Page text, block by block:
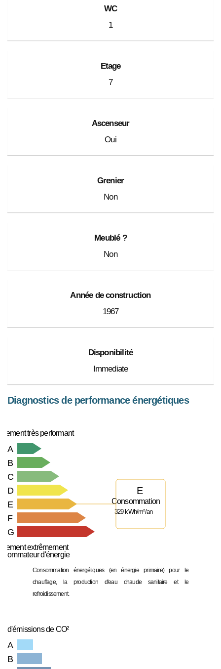
WC
1
Etage
7
Ascenseur
Oui
Grenier
Non
Meublé ?
Non
Année de construction
1967
Disponibilité
Immediate
Diagnostics de performance énergétiques
très performant
A
B
C
D
E
Consommation
329 kWh/m²/an
E
F
G
extrêmement
d'énergie
Consommation énergétiques (en énergie primaire) pour le
chauffage, la production d'eau chaude sanitaire et le
refroidissement.
d'émissions de CO²
A
B